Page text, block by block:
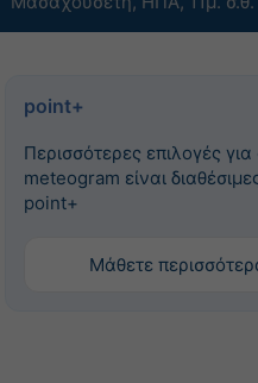
point+
Περισσότερες επιλογές
meteogram είναι
point+
Μάθετε